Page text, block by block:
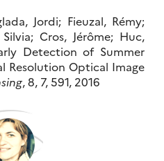
Jordi; Fieuzal, Rémy;
Cros, Jérôme; Huc,
Detection of Summer
Resolution Optical Image
, 8, 7, 591, 2016